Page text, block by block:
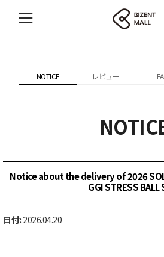
NOTICE レビュー
Notice about the delivery of 2026
GGI STRESS BALL
日付: 2026.04.20